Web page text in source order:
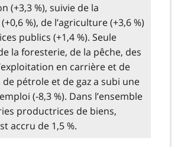
(+3,3 %), suivie de la
%), de l’agriculture (+3,6 %)
publics (+1,4 %). Seule
la foresterie, de la pêche, des
en carrière et de
de pétrole et de gaz a subi une
(-8,3 %). Dans l’ensemble
productrices de biens,
accru de 1,5 %.